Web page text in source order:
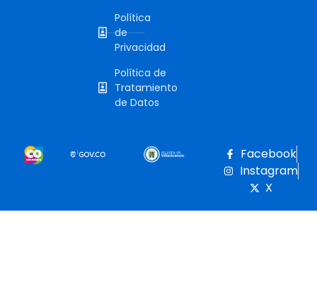
Política
de
Privacidad
Política de
Tratamiento
de Datos
Facebook
Instagram
X